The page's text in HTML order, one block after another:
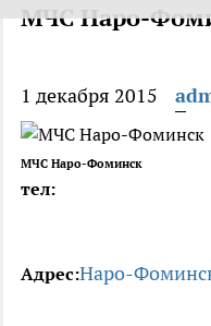
МЧС Наро-
1 декабря 2015
МЧС Наро-Фоминск
тел:
Адрес:Наро-